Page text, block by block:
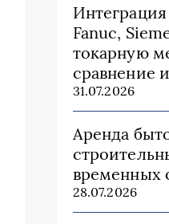
Fanuc,
токарную
сравнение
31.07.2026
Аренда
временных
28.07.2026